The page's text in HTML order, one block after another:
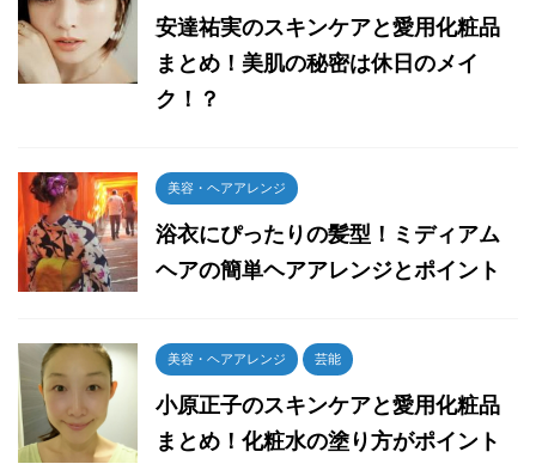
安達祐実のスキンケアと愛用化粧品
まとめ！美肌の秘密は休日のメイ
ク！？
美容・ヘアアレンジ
浴衣にぴったりの髪型！ミディアム
ヘアの簡単ヘアアレンジとポイント
美容・ヘアアレンジ 芸能
小原正子のスキンケアと愛用化粧品
まとめ！化粧水の塗り方がポイント